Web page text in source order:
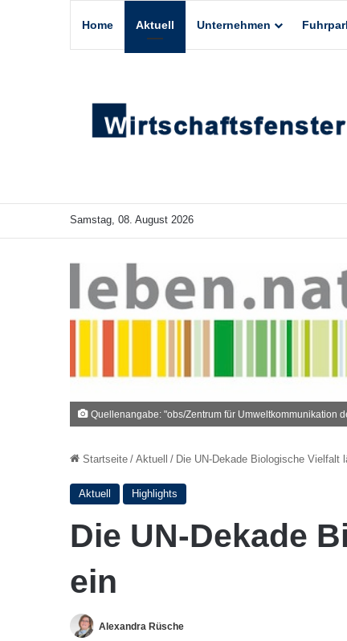
Home Aktuell Unternehmen
Samstag, 08. August 2026
Quellenangabe: "obs/Zentrum für Umweltkommunikation
Startseite / Aktuell / Die UN-Dekade Biologische Vielfalt
Aktuell Highlights
Die UN-Dekade
ein
Alexandra Rüsche